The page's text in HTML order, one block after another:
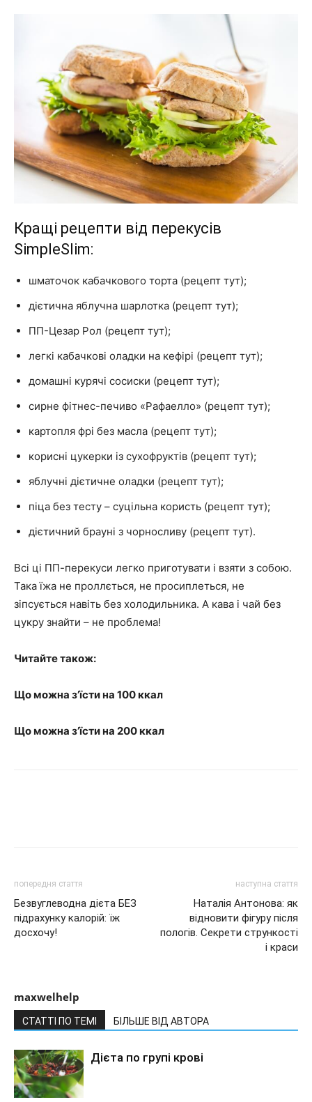
Кращі рецепти від перекусів
SimpleSlim:
шматочок кабачкового торта (рецепт тут);
дієтична яблучна шарлотка (рецепт тут);
ПП-Цезар Рол (рецепт тут);
легкі кабачкові оладки на кефірі (рецепт тут);
домашні курячі сосиски (рецепт тут);
сирне фітнес-печиво «Рафаелло» (рецепт тут);
картопля фрі без масла (рецепт тут);
корисні цукерки із сухофруктів (рецепт тут);
яблучні дієтичне оладки (рецепт тут);
піца без тесту – суцільна користь (рецепт тут);
дієтичний брауні з чорносливу (рецепт тут).
Всі ці ПП-перекуси легко приготувати і взяти з собою.
Така їжа не проллється, не просиплеться, не
зіпсується навіть без холодильника. А кава і чай без
цукру знайти – не проблема!
Читайте також:
Що можна з’їсти на 100 ккал
Що можна з’їсти на 200 ккал
попередня стаття
Безвуглеводна дієта БЕЗ
підрахунку калорій: їж
досхочу!
наступна стаття
Наталія Антонова: як
відновити фігуру після
пологів. Секрети стрункості
і краси
maxwelhelp
СТАТТІ ПО ТЕМІ БІЛЬШЕ ВІД АВТОРА
Дієта по групі крові